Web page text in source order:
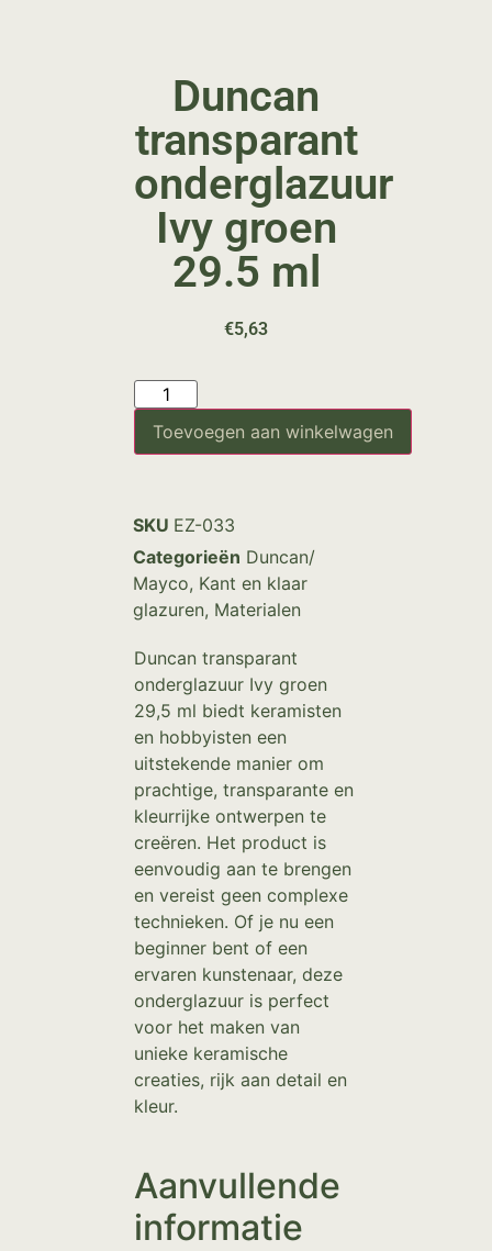
Duncan
transparant
onderglazuur
Ivy groen
29.5 ml
€5,63
Toevoegen aan winkelwagen
SKU EZ-033
Categorieën Duncan/
Mayco, Kant en klaar
glazuren, Materialen
Duncan transparant
onderglazuur Ivy groen
29,5 ml biedt keramisten
en hobbyisten een
uitstekende manier om
prachtige, transparante en
kleurrijke ontwerpen te
creëren. Het product is
eenvoudig aan te brengen
en vereist geen complexe
technieken. Of je nu een
beginner bent of een
ervaren kunstenaar, deze
onderglazuur is perfect
voor het maken van
unieke keramische
creaties, rijk aan detail en
kleur.
Aanvullende
informatie